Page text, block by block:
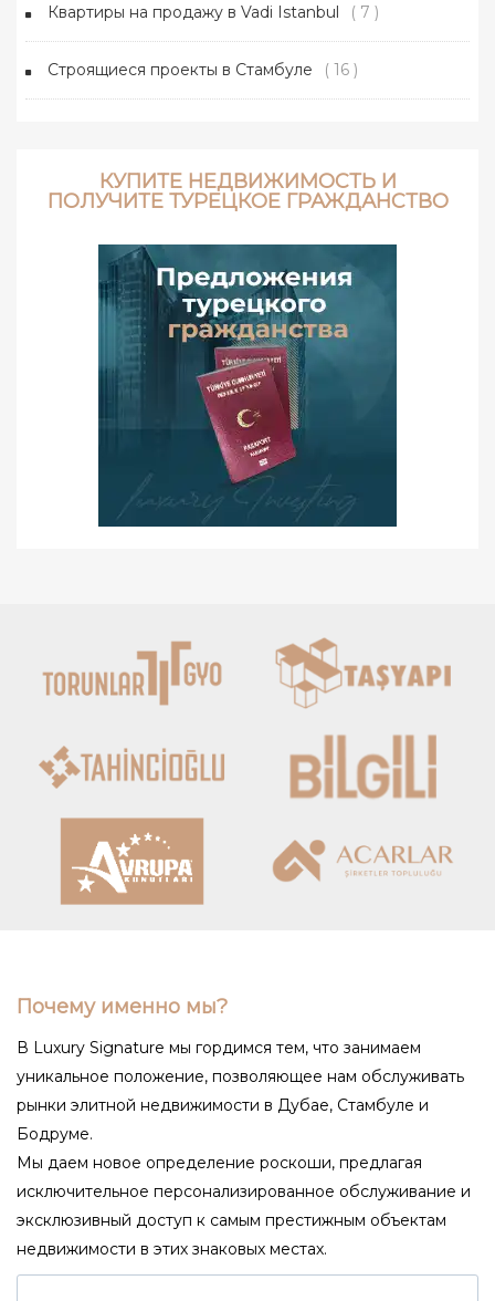
Квартиры на продажу в Vadi Istanbul ( 7 )
Строящиеся проекты в Стамбуле ( 16 )
КУПИТЕ НЕДВИЖИМОСТЬ И
ПОЛУЧИТЕ ТУРЕЦКОЕ ГРАЖДАНСТВО
Почему именно мы?
В Luxury Signature мы гордимся тем, что занимаем
уникальное положение, позволяющее нам обслуживать
рынки элитной недвижимости в Дубае, Стамбуле и
Бодруме.
Мы даем новое определение роскоши, предлагая
исключительное персонализированное обслуживание и
эксклюзивный доступ к самым престижным объектам
недвижимости в этих знаковых местах.